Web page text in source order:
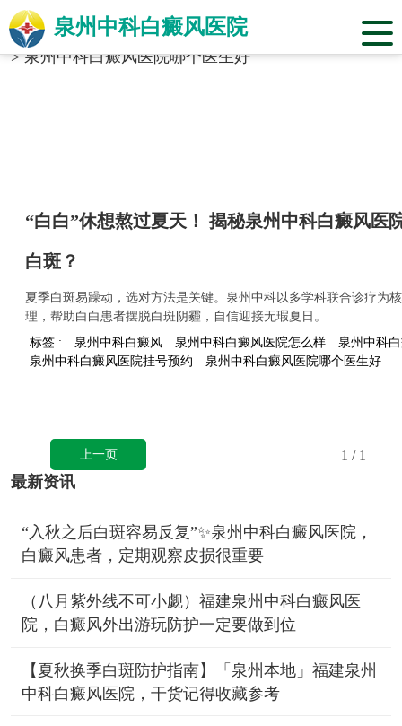
泉州中科白癜风医院
当前位置：福建省泉州市中科白癜风医院
标签合辑
>泉州中科白癜风医院哪个医生好
“白白”休想熬过夏天！​ 揭秘泉州中科白癜风医
白斑？
夏季白斑易躁动，选对方法是关键。泉州中科以多学科联合诊疗为
理，帮助白白患者摆脱白斑阴霾，自信迎接无瑕夏日。
标签 :
泉州中科白癜风 泉州中科白癜风医院怎么样
泉州中科
泉州中科白癜风医院挂号预约
泉州中科白癜风医院哪个医生好
上一页 1 / 1
最新资讯
“入秋之后白斑容易反复”✨泉州中科白癜风医院，
白癜风患者，定期观察皮损很重要
（八月紫外线不可小觑）福建泉州中科白癜风医
院，白癜风外出游玩防护一定要做到位
【夏秋换季白斑防护指南】「泉州本地」福建泉州
中科白癜风医院，干货记得收藏参考